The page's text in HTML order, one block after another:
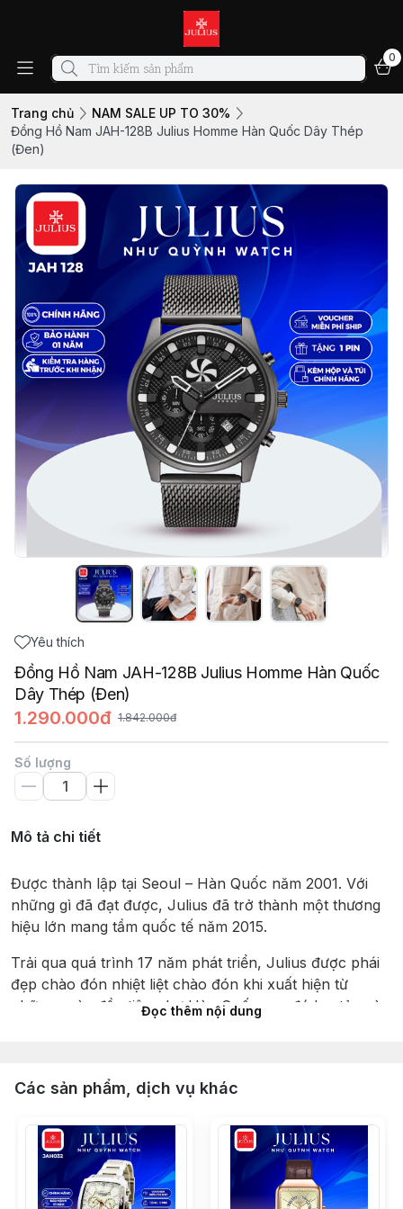
0
Trang chủ
NAM SALE UP TO 30%
Đồng Hồ Nam JAH-128B Julius Homme Hàn Quốc Dây Thép
(Đen)
Yêu thích
Đồng Hồ Nam JAH-128B Julius Homme Hàn Quốc
Dây Thép (Đen)
1.290.000đ 1.842.000đ
Số lượng
Mô tả chi tiết
Được thành lập tại Seoul – Hàn Quốc năm 2001. Với
những gì đã đạt được, Julius đã trở thành một thương
hiệu lớn mang tầm quốc tế năm 2015.
Trải qua quá trình 17 năm phát triển, Julius được phái
đẹp chào đón nhiệt liệt chào đón khi xuất hiện từ
những ngày đầu tiên như Hàn Quốc sau đó lan tỏa và
Quốc, nhập khẩu máy của Nhật đến lắp ráp tại Trung
Quốc. Tạo nên một mức giá phân khúc phổ thông phù
hợp và cạnh tranh nhất. Xây dựng nên một “đế chế”
vững mạnh trong lòng giới trẻ yêu thời trang.
Đọc thêm nội dung
Các sản phẩm, dịch vụ khác